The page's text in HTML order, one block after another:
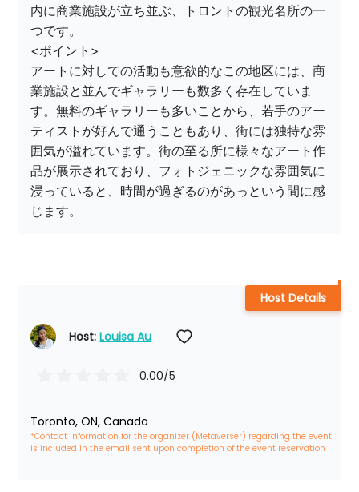
内に商業施設が立ち並ぶ、トロントの観光名所の一
つです。
<ポイント>
アートに対しての活動も意欲的なこの地区には、商
業施設と並んでギャラリーも数多く存在していま
す。無料のギャラリーも多いことから、若手のアー
ティストが好んで通うこともあり、街には独特な雰
囲気が溢れています。街の至る所に様々なアート作
品が展示されており、フォトジェニックな雰囲気に
浸っていると、時間が過ぎるのがあっという間に感
じます。
Host: Louisa Au
0.00/5
Toronto, ON, Canada
*Contact information for the organizer (Metaverser) regarding the event
is included in the email sent upon completion of the event reservation
Host Details